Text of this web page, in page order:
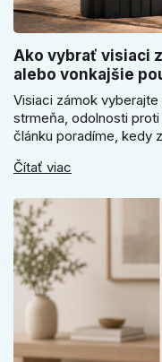
Ako vybrať visiaci
alebo vonkajšie
Visiaci zámok
strmeňa, odolnosti
článku poradíme, kedy
sa pri bránke, pivnici
Čítať viac